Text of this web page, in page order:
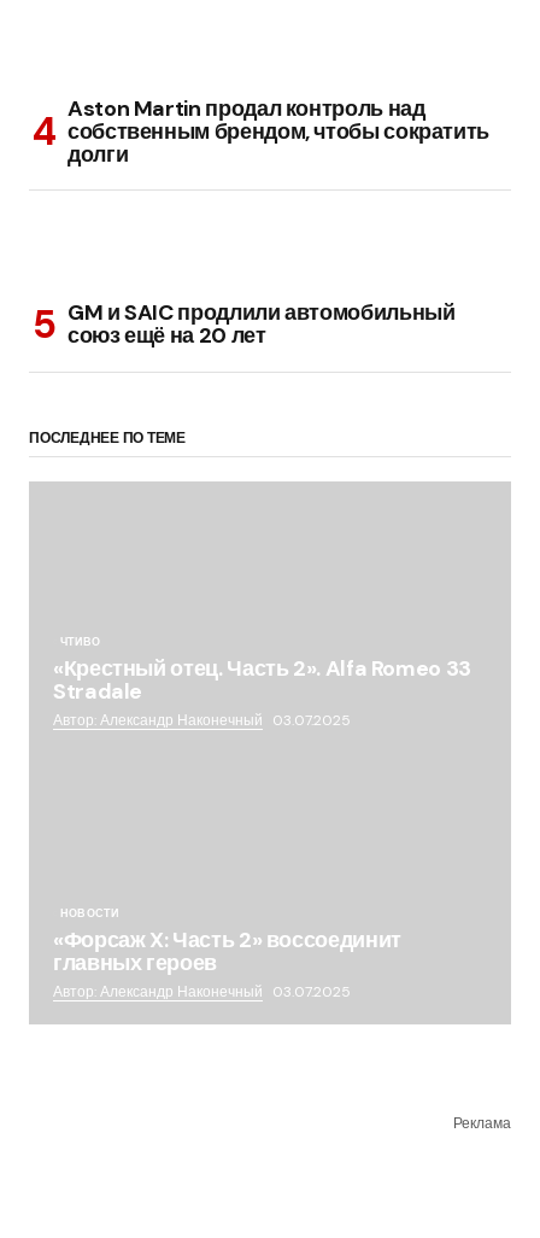
Aston Martin продал контроль над
собственным брендом, чтобы сократить
долги
GM и SAIC продлили автомобильный
союз ещё на 20 лет
ПОСЛЕДНЕЕ ПО ТЕМЕ
ЧТИВО
«Крестный отец. Часть 2». Alfa Romeo 33
Stradale
Автор: Александр Наконечный 03.07.2025
НОВОСТИ
«Форсаж X: Часть 2» воссоединит
главных героев
Автор: Александр Наконечный 03.07.2025
Реклама